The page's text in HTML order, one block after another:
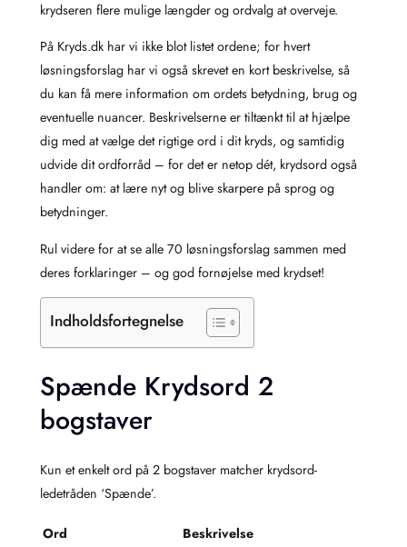
krydseren flere mulige længder og ordvalg at overveje.
På Kryds.dk har vi ikke blot listet ordene; for hvert
løsningsforslag har vi også skrevet en kort beskrivelse, så
du kan få mere information om ordets betydning, brug og
eventuelle nuancer. Beskrivelserne er tiltænkt til at hjælpe
dig med at vælge det rigtige ord i dit kryds, og samtidig
udvide dit ordforråd – for det er netop dét, krydsord også
handler om: at lære nyt og blive skarpere på sprog og
betydninger.
Rul videre for at se alle 70 løsningsforslag sammen med
deres forklaringer – og god fornøjelse med krydset!
Indholdsfortegnelse
Spænde Krydsord 2
bogstaver
Kun et enkelt ord på 2 bogstaver matcher krydsord-
ledetråden ‘Spænde’.
Ord Beskrivelse